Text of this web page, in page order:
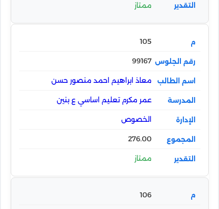
ممتاز
105
99167
معاذ ابراهيم احمد منصور حسن
عمر مكرم تعليم اساسي ع بنين
الخصوص
276.00
ممتاز
106